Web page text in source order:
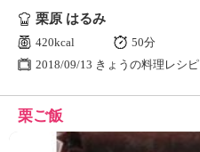
栗原 はるみ
420kcal
50分
2018/09/13 きょうの料理レシピ
栗ご飯